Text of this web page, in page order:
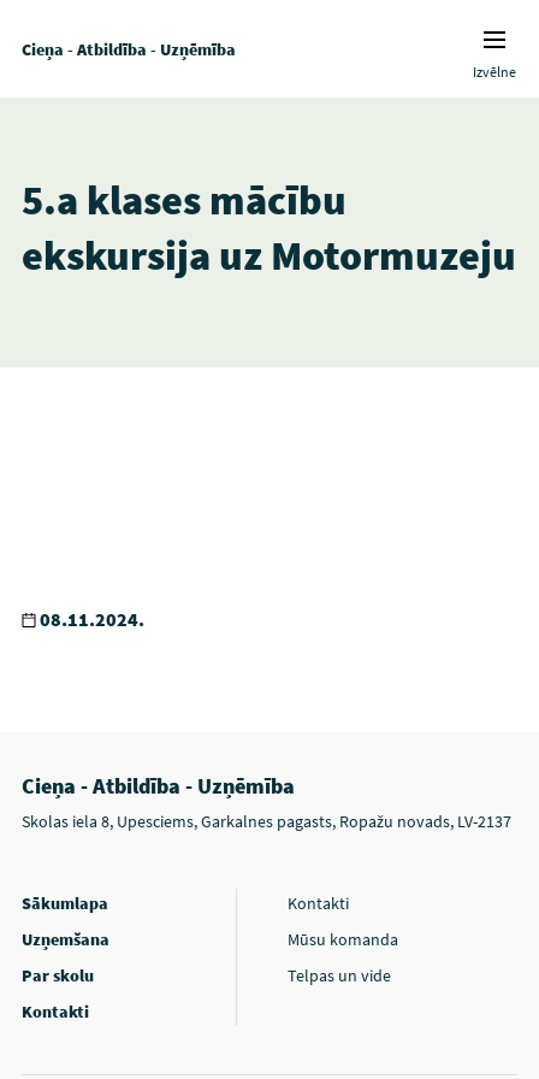
Cieņa - Atbildība - Uzņēmība
Izvēlne
5.a klases mācību
ekskursija uz Motormuzeju
08.11.2024.
Cieņa - Atbildība - Uzņēmība
Skolas iela 8, Upesciems, Garkalnes pagasts, Ropažu novads, LV-2137
Sākumlapa
Uzņemšana
Par skolu
Kontakti
Kontakti
Mūsu komanda
Telpas un vide